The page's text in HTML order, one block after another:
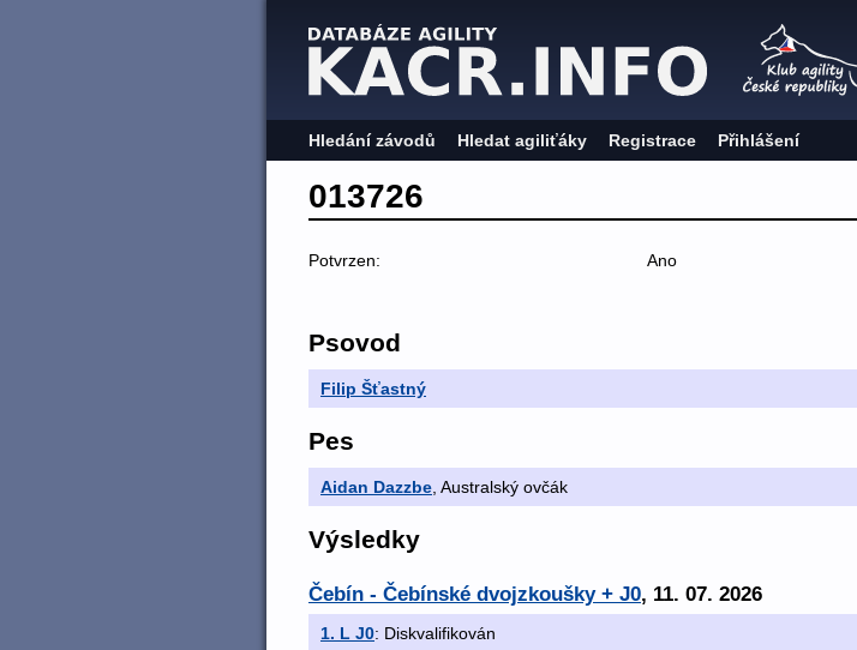
Hledání závodů Hledat agiliťáky Registrace Přihlášení
013726
Potvrzen: Ano
Psovod
Filip Šťastný
Pes
Aidan Dazzbe, Australský ovčák
Výsledky
Čebín - Čebínské dvojzkoušky + J0, 11. 07. 2026
1. L J0: Diskvalifikován